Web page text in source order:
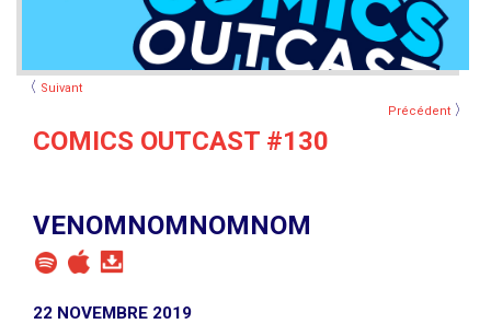
〈 Suivant
Précédent 〉
COMICS OUTCAST #130
VENOMNOMNOMNOM
22 NOVEMBRE 2019